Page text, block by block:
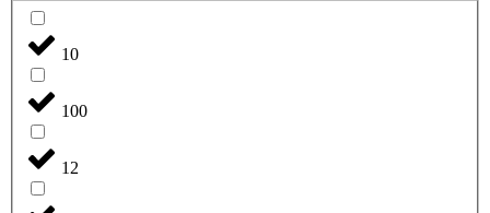
10
100
12